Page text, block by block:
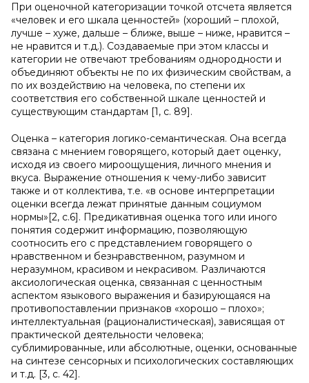
При оценочной категоризации точкой отсчета является
«человек и его шкала ценностей» (хороший – плохой,
лучше – хуже, дальше – ближе, выше – ниже, нравится –
не нравится и т.д.). Создаваемые при этом классы и
категории не отвечают требованиям однородности и
объединяют объекты не по их физическим свойствам, а
по их воздействию на человека, по степени их
соответствия его собственной шкале ценностей и
существующим стандартам [1, с. 89].
Оценка – категория логико-семантическая. Она всегда
связана с мнением говорящего, который дает оценку,
исходя из своего мироощущения, личного мнения и
вкуса. Выражение отношения к чему-либо зависит
также и от коллектива, т.е. «в основе интерпретации
оценки всегда лежат принятые данным социумом
нормы»[2, с.6]. Предикативная оценка того или иного
понятия содержит информацию, позволяющую
соотносить его с представлением говорящего о
нравственном и безнравственном, разумном и
неразумном, красивом и некрасивом. Различаются
аксиологическая оценка, связанная с ценностным
аспектом языкового выражения и базирующаяся на
противопоставлении признаков «хорошо – плохо»;
интеллектуальная (рационалистическая), зависящая от
практической деятельности человека;
сублимированные, или абсолютные, оценки, основанные
на синтезе сенсорных и психологических составляющих
и т.д. [3, с. 42].